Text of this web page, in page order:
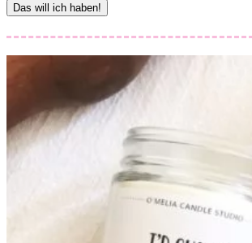
Das will ich haben!